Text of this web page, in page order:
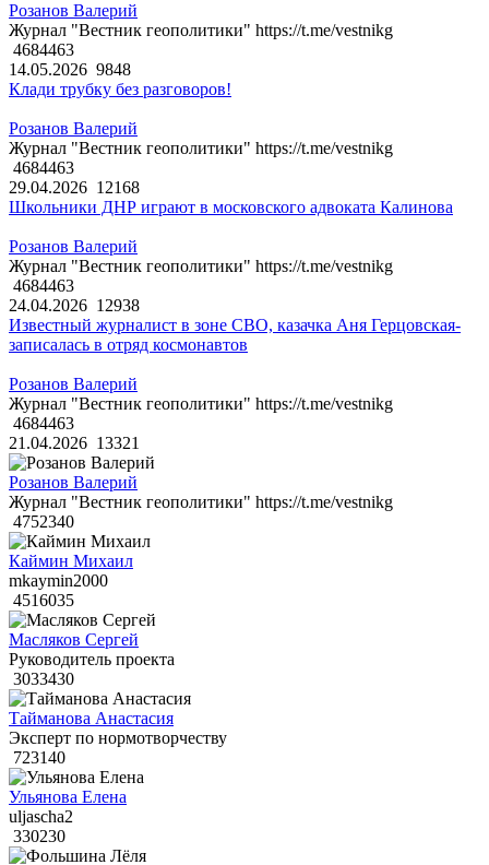
Розанов Валерий
Журнал "Вестник геополитики" https://t.me/vestnikg
4684463
14.05.2026 9848
Клади трубку без разговоров!
Розанов Валерий
Журнал "Вестник геополитики" https://t.me/vestnikg
4684463
29.04.2026 12168
Школьники ДНР играют в московского адвоката Калинова
Розанов Валерий
Журнал "Вестник геополитики" https://t.me/vestnikg
4684463
24.04.2026 12938
Известный журналист в зоне СВО, казачка Аня Герцовская-
записалась в отряд космонавтов
Розанов Валерий
Журнал "Вестник геополитики" https://t.me/vestnikg
4684463
21.04.2026 13321
Розанов Валерий
Журнал "Вестник геополитики" https://t.me/vestnikg
4752340
Каймин Михаил
mkaymin2000
4516035
Масляков Сергей
Руководитель проекта
3033430
Тайманова Анастасия
Эксперт по нормотворчеству
723140
Ульянова Елена
uljascha2
330230